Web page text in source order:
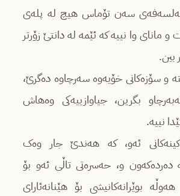
سەن تۆماس هیچ لە پلەی
و مانای وا نییە کە ئێمە لە دانتێ زۆرتر
بین.
و سۆزەکانی خۆیەوە سەرچاوە دەگرێ،
بگرین، جیاوازییەکی وەهاش
نییە.
ئەو، کە هەندێ جار وەک
دەردەکەون و، حەسرەتی تاڵی ئەو بۆ
بوێرانەکانیشی بۆ هێنانەئارای